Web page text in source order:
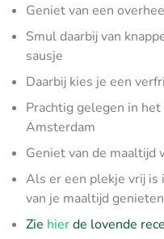
Geniet van een
Smul daarbij van
sausje
Daarbij kies je een
Prachtig gelegen in
Amsterdam
Geniet van de maaltijd
Als er een plekje vrij is
van je maaltijd genieten
Zie hierde lovende